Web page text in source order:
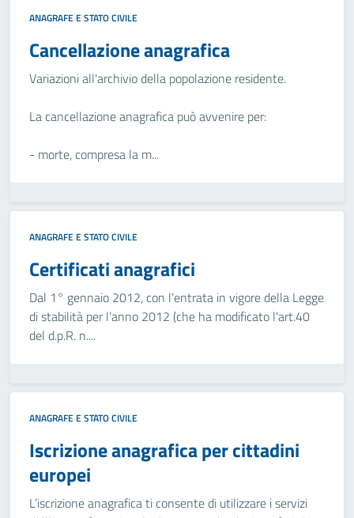
ANAGRAFE E STATO CIVILE
Cancellazione anagrafica
Variazioni all'archivio della popolazione residente.
La cancellazione anagrafica può avvenire per:
- morte, compresa la m...
ANAGRAFE E STATO CIVILE
Certificati anagrafici
Dal 1° gennaio 2012, con l’entrata in vigore della Legge
di stabilità per l’anno 2012 (che ha modificato l'art.40
del d.p.R. n....
ANAGRAFE E STATO CIVILE
Iscrizione anagrafica per cittadini
europei
L’iscrizione anagrafica ti consente di utilizzare i servizi